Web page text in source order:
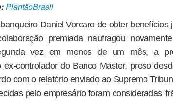
PlantãoBrasil
Daniel Vorcaro de obter benefícios
premiada naufragou
vez em menos de um mês, a
ex-controlador do Banco Master, preso
com o relatório enviado ao Supremo
pelo empresário foram consideradas